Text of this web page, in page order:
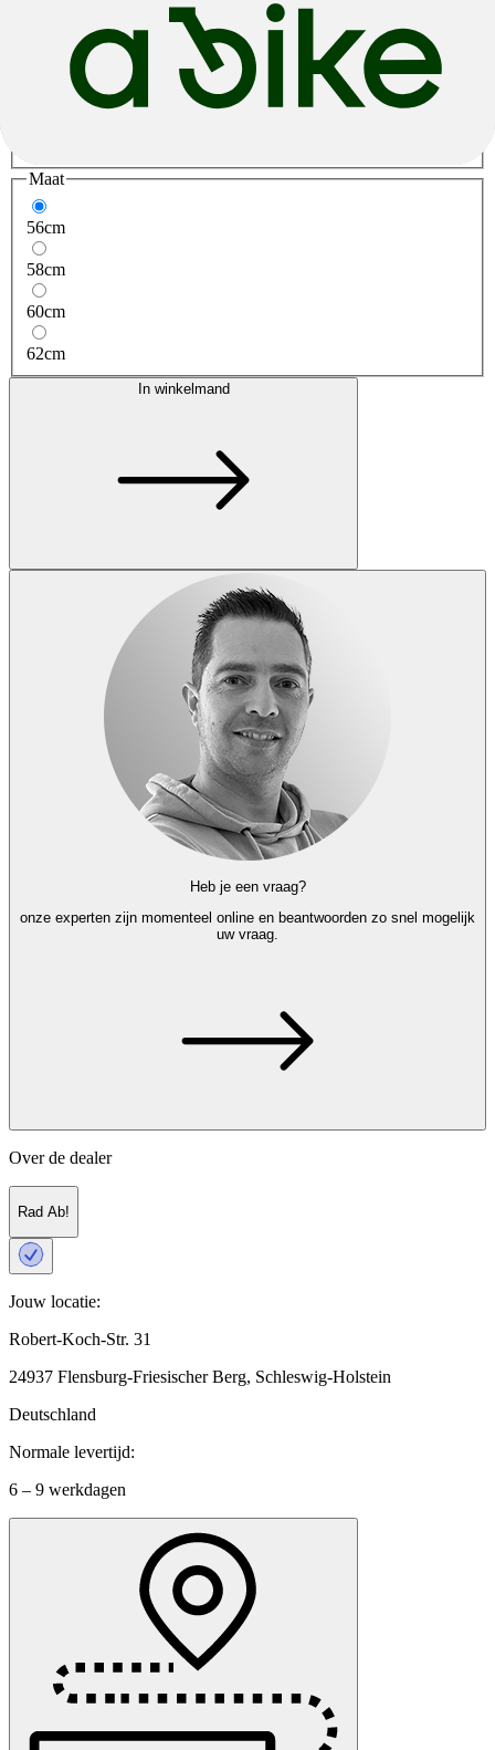
Incl. belastingen Excl. verzendkosten
Maat
56cm
58cm
60cm
62cm
In winkelmand
Heb je een vraag?
onze experten zijn momenteel online en beantwoorden zo snel mogelijk
uw vraag.
Over de dealer
Rad Ab!
Jouw locatie:
Robert-Koch-Str. 31
24937 Flensburg-Friesischer Berg, Schleswig-Holstein
Deutschland
Normale levertijd:
6 – 9 werkdagen